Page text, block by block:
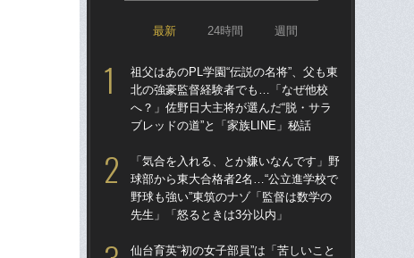
最新 24時間 週間
祖父はあのPL学園“伝説の名将”、父も東
北の強豪監督経験者でも…「なぜ他校
へ？」佐野日大主将が選んだ“脱・サラ
ブレッドの道”と「家族LINE」秘話
「気合を入れる、とか嫌いなんです」野
球部から東大合格者2名…“公立進学校で
野球も強い”東筑のナゾ「監督は数学の
先生」「怒るときは3分以内」
仙台育英“初の女子部員”は「苦しいこと